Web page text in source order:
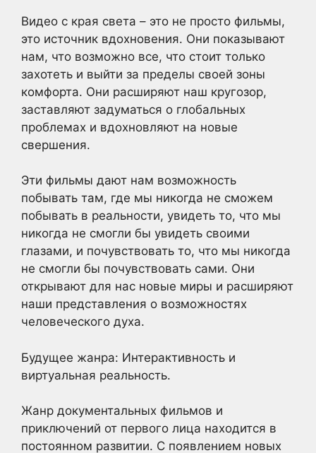
Видео с края света – это не просто фильмы,
это источник вдохновения. Они показывают
нам, что возможно все, что стоит только
захотеть и выйти за пределы своей зоны
комфорта. Они расширяют наш кругозор,
заставляют задуматься о глобальных
проблемах и вдохновляют на новые
свершения.
Эти фильмы дают нам возможность
побывать там, где мы никогда не сможем
побывать в реальности, увидеть то, что мы
никогда не смогли бы увидеть своими
глазами, и почувствовать то, что мы никогда
не смогли бы почувствовать сами. Они
открывают для нас новые миры и расширяют
наши представления о возможностях
человеческого духа.
Будущее жанра: Интерактивность и
виртуальная реальность.
Жанр документальных фильмов и
приключений от первого лица находится в
постоянном развитии. С появлением новых